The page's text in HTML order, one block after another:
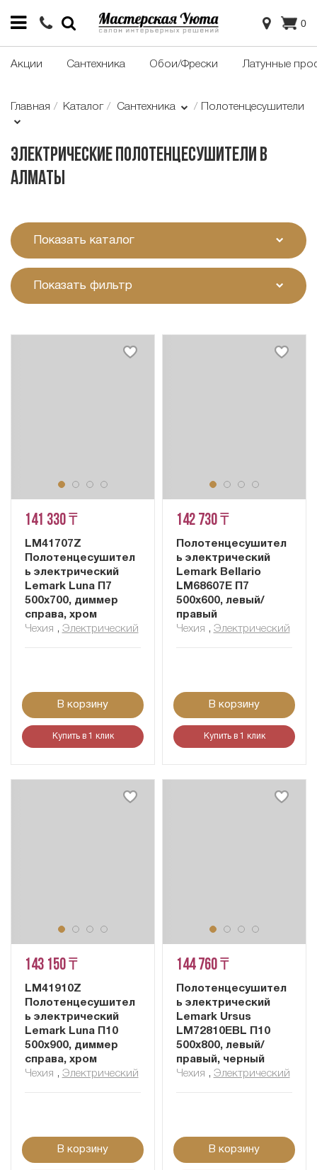
0
Акции Сантехника Обои/Фрески Латунные
Главная Каталог Сантехника Полотенцесушители
Электрические полотенцесушители в
Алматы
Показать каталог
Показать фильтр
141 330 ₸
LM41707Z
Полотенцесушител
ь электрический
Lemark Luna П7
500x700, диммер
справа, хром
Чехия , Электрический
В корзину
Купить в 1 клик
142 730 ₸
Полотенцесушител
ь электрический
Lemark Bellario
LM68607E П7
500x600, левый/
правый
Чехия , Электрический
В корзину
Купить в 1 клик
143 150 ₸
LM41910Z
Полотенцесушител
ь электрический
Lemark Luna П10
500x900, диммер
справа, хром
Чехия , Электрический
В корзину
144 760 ₸
Полотенцесушител
ь электрический
Lemark Ursus
LM72810EBL П10
500x800, левый/
правый, черный
Чехия , Электрический
В корзину